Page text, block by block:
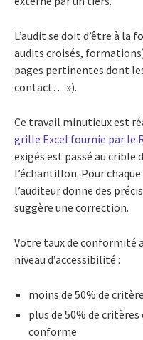
L’audit se doit d’être à la
audits croisés,
pages pertinentes dont
contact… »).
Ce travail minutieux est
grille Excel fournie par le
exigés est passé au crible
l’échantillon. Pour
l’auditeur donne des
suggère une correction.
Votre taux de conformité
niveau d’accessibilité :
moins de 50% de
plus de 50% de
conforme